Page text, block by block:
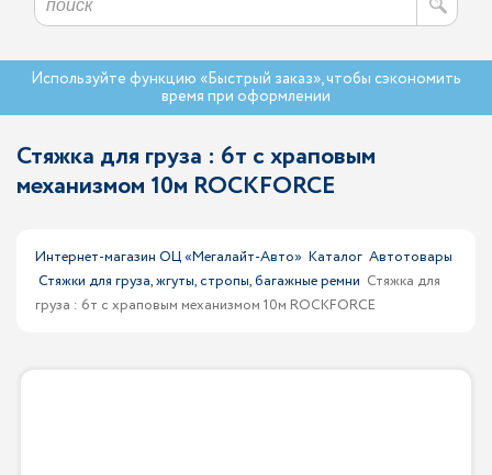
Используйте функцию «Быстрый заказ», чтобы сэкономить
время при оформлении
Стяжка для груза : 6т с храповым
механизмом 10м ROCKFORCE
Интернет-магазин ОЦ «Мегалайт-Авто» Каталог Автотовары
Стяжки для груза, жгуты, стропы, багажные ремни Стяжка для
груза : 6т с храповым механизмом 10м ROCKFORCE